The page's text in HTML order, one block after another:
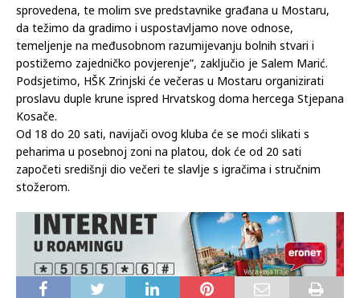
Na kraju, Marić je ponovio kako odluka o osvjetljavanju neće
biti sprovedena.
“Ova Odluka o osvjetljavanju Starog mosta neće biti
sprovedena, te molim sve predstavnike građana u Mostaru,
da težimo da gradimo i uspostavljamo nove odnose,
temeljenje na međusobnom razumijevanju bolnih stvari i
postižemo zajedničko povjerenje”, zaključio je Salem Marić.
Podsjetimo, HŠK Zrinjski će večeras u Mostaru organizirati
proslavu duple krune ispred Hrvatskog doma hercega Stjepana
Kosače.
Od 18 do 20 sati, navijači ovog kluba će se moći slikati s
peharima u posebnoj zoni na platou, dok će od 20 sati
započeti središnji dio večeri te slavlje s igračima i stručnim
stožerom.